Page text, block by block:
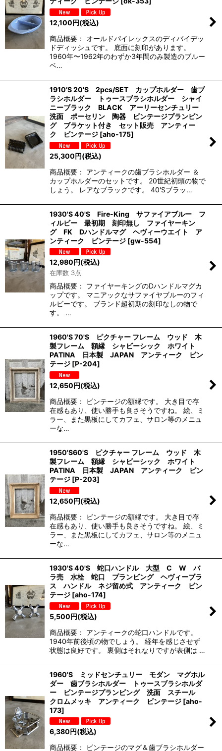
12,100円(税込)
商品概要： オールドパイレックスのディバイデッ
ドディッシュです。 底面に刻印があります。
1960年〜1962年のわずか3年間のみ製造のブルー
ベ…
1910’S 20'S 2pcs/SET カップホルダー 歯ブ
ラシホルダー トゥースブラシホルダー シャイ
ニーブラック BLACK アーリーセンチュリー
洗面 ポーセリン 陶器 ビンテージプランビン
グ ブラケット付き セット販売 アンティー
ク ビンテージ [aho-175]
25,300円(税込)
商品概要： アンティークの歯ブラシホルダー ＆
カップホルダーのセットです。 20世紀初頭の物で
しょう。 レアなブラックです。 40'Sブラッ…
1930'S 40'S Fire-King サファイアブルー フ
ィルビー 最初期 刻印無し ファイヤーキン
グ FK Dハンドルマグ ヘヴィーウエイト ア
ンティーク ビンテージ [gw-554]
12,980 円(税込)
在庫数 3点
商品概要： ファイヤーキングのDハンドルマグカ
ップです。 マニアックなサファイヤブルーのフィ
ルビーです。 ブランド超初期の刻印なしの物で
す。 …
1960'S 70'S ピクチャー フレーム ウッド 木
製フレーム 額縁 シャビーシック ホワイト
PATINA 日本製 JAPAN アンティーク ビン
テージ [P-204]
12,650円(税込)
商品概要： ビンテージの額縁です。 大き目で存
在感もあり、使い勝手も良さそうですね。 絵、ミ
ラー、また黒板にしてカフェ、サロン等のメニュ
ーな…
1950'S60'S ピクチャー フレーム ウッド 木
製フレーム 額縁 シャビーシック ホワイト
PATINA 日本製 JAPAN アンティーク ビン
テージ [P-203]
12,650円(税込)
商品概要： ビンテージの額縁です。 大き目で存
在感もあり、使い勝手も良さそうですね。 絵、ミ
ラー、また黒板にしてカフェ、サロン等のメニュ
ーな…
1930'S 40'S 蛇口ハンドル 大型 C W バ
ラ売 水栓 蛇口 プランビング ヘヴィーブラ
ス ハンドル ネジ留め式 アンティーク ビン
テージ [aho-174]
5,500円(税込)
商品概要： アンティークの蛇口ハンドルです。
1940年前後頃の物でしょう。 経年を感じさせず
状態は良好です。 裏側はそれなりですが表側は …
1960'S ミッドセンチュリー モダン マグホル
ダー 歯ブラシホルダー トゥースブラシホルダ
ー ビンテージプランビング 洗面 スチール
クロムメッキ アンティーク ビンテージ [aho-
173]
6,380円(税込)
商品概要： ビンテージのマグ＆歯ブラシホルダー